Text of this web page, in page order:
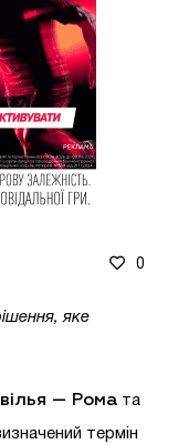
0
яке
— Рома та
термін